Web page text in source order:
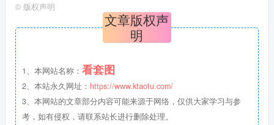
© 版权声明
文章版权声
明
1、本网站名称： 看套图
2、本站永久网址： https://www.ktaotu.com/
3、本网站的文章部分内容可能来源于网络，仅供大家学习与参
考，如有侵权，请联系站长进行删除处理。